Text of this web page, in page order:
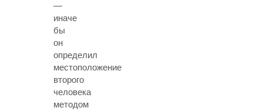
—
иначе
бы
он
определил
местоположение
второго
человека
методом